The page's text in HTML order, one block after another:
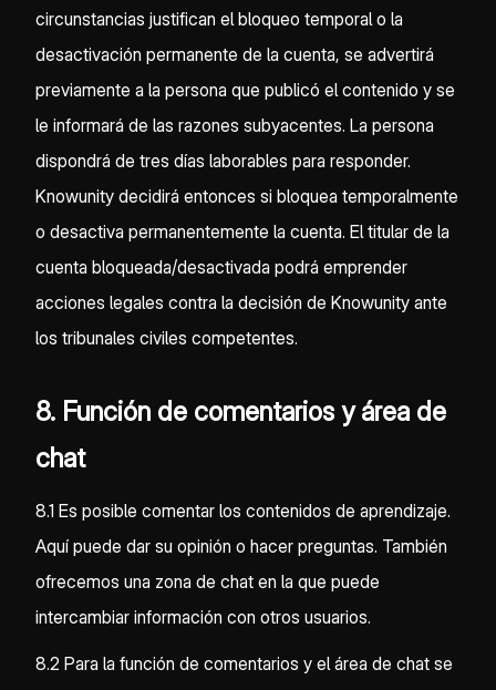
circunstancias justifican el bloqueo temporal o la
desactivación permanente de la cuenta, se advertirá
previamente a la persona que publicó el contenido y se
le informará de las razones subyacentes. La persona
dispondrá de tres días laborables para responder.
Knowunity decidirá entonces si bloquea temporalmente
o desactiva permanentemente la cuenta. El titular de la
cuenta bloqueada/desactivada podrá emprender
acciones legales contra la decisión de Knowunity ante
los tribunales civiles competentes.
8. Función de comentarios y área de
chat
8.1 Es posible comentar los contenidos de aprendizaje.
Aquí puede dar su opinión o hacer preguntas. También
ofrecemos una zona de chat en la que puede
intercambiar información con otros usuarios.
8.2 Para la función de comentarios y el área de chat se